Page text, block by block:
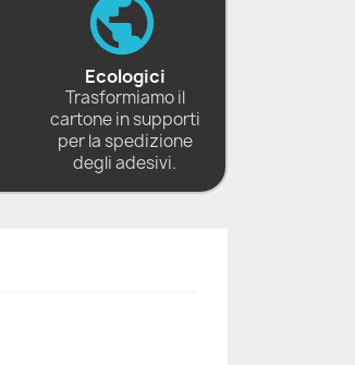
Ecologici
Trasformiamo il
cartone in supporti
per la spedizione
degli adesivi.